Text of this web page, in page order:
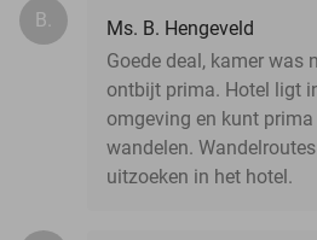
B.
Ms. B. Hengeveld
Goede deal, kamer was
ontbijt prima. Hotel ligt
omgeving en kunt
wandelen.
uitzoeken in het hotel.